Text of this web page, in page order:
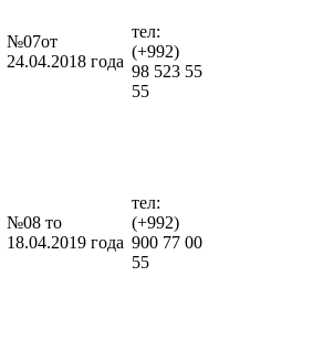
№07от
24.04.2018 года
тел:
(+992)
98 523 55
55
№08 то
18.04.2019 года
тел:
(+992)
900 77 00
55